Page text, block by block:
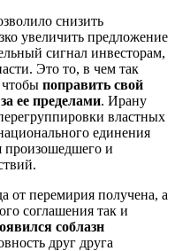
снизить
увеличить предложение
сигнал инвесторам,
Это то, в чем так
поправить свой
ее пределами. Ирану
властных
единения
произошедшего и
от перемирия получена, а
соглашения так и
соблазн
друг друга